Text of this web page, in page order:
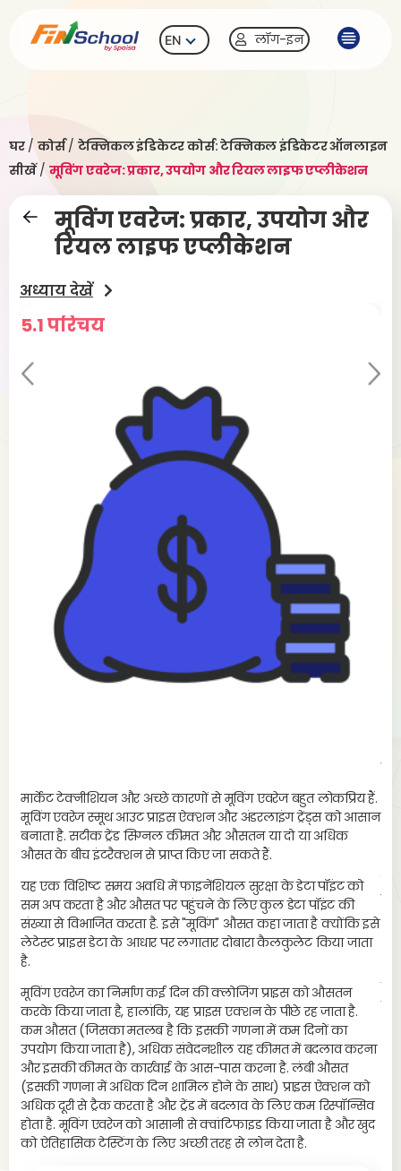
EN लॉग-इन
घर/ कोर्स/ टेक्निकल इंडिकेटर कोर्स: टेक्निकल इंडिकेटर ऑनलाइन
सीखें/ मूविंग एवरेज: प्रकार, उपयोग और रियल लाइफ एप्लीकेशन
मूविंग एवरेज: प्रकार, उपयोग और
रियल लाइफ एप्लीकेशन
अध्याय देखें
5.1 परिचय
मार्केट टेक्नीशियन और अच्छे कारणों से मूविंग एवरेज बहुत लोकप्रिय हैं.
मूविंग एवरेज स्मूथ आउट प्राइस ऐक्शन और अंडरलाइंग ट्रेंड्स को आसान
बनाता है. सटीक ट्रेंड सिग्नल कीमत और औसतन या दो या अधिक
औसत के बीच इंटरैक्शन से प्राप्त किए जा सकते हैं.
यह एक विशिष्ट समय अवधि में फाइनेंशियल सुरक्षा के डेटा पॉइंट को
सम अप करता है और औसत पर पहुंचने के लिए कुल डेटा पॉइंट की
संख्या से विभाजित करता है. इसे "मूविंग" औसत कहा जाता है क्योंकि इसे
लेटेस्ट प्राइस डेटा के आधार पर लगातार दोबारा कैलकुलेट किया जाता
है.
मूविंग एवरेज का निर्माण कई दिन की क्लोजिंग प्राइस को औसतन
करके किया जाता है, हालांकि, यह प्राइस एक्शन के पीछे रह जाता है.
कम औसत (जिसका मतलब है कि इसकी गणना में कम दिनों का
उपयोग किया जाता है), अधिक संवेदनशील यह कीमत में बदलाव करना
और इसकी कीमत के कार्रवाई के आस-पास करना है. लंबी औसत
(इसकी गणना में अधिक दिन शामिल होने के साथ) प्राइस ऐक्शन को
अधिक दूरी से ट्रैक करता है और ट्रेंड में बदलाव के लिए कम रिस्पॉन्सिव
होता है. मूविंग एवरेज को आसानी से क्वांटिफाइड किया जाता है और खुद
को ऐतिहासिक टेस्टिंग के लिए अच्छी तरह से लोन देता है.
Pr
Ne